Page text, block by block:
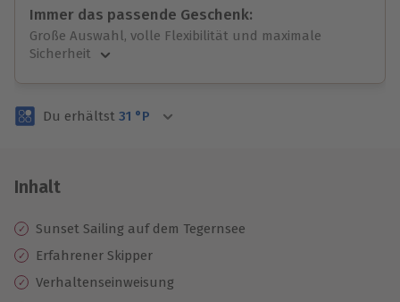
Immer das passende Geschenk:
Große Auswahl, volle Flexibilität und maximale
Sicherheit
Volle Flexibilität
3 Jahre gültig & verlängerbar.
Du erhältst 31 °P
Inhalt
Sunset Sailing auf dem Tegernsee
Erfahrener Skipper
Verhaltenseinweisung